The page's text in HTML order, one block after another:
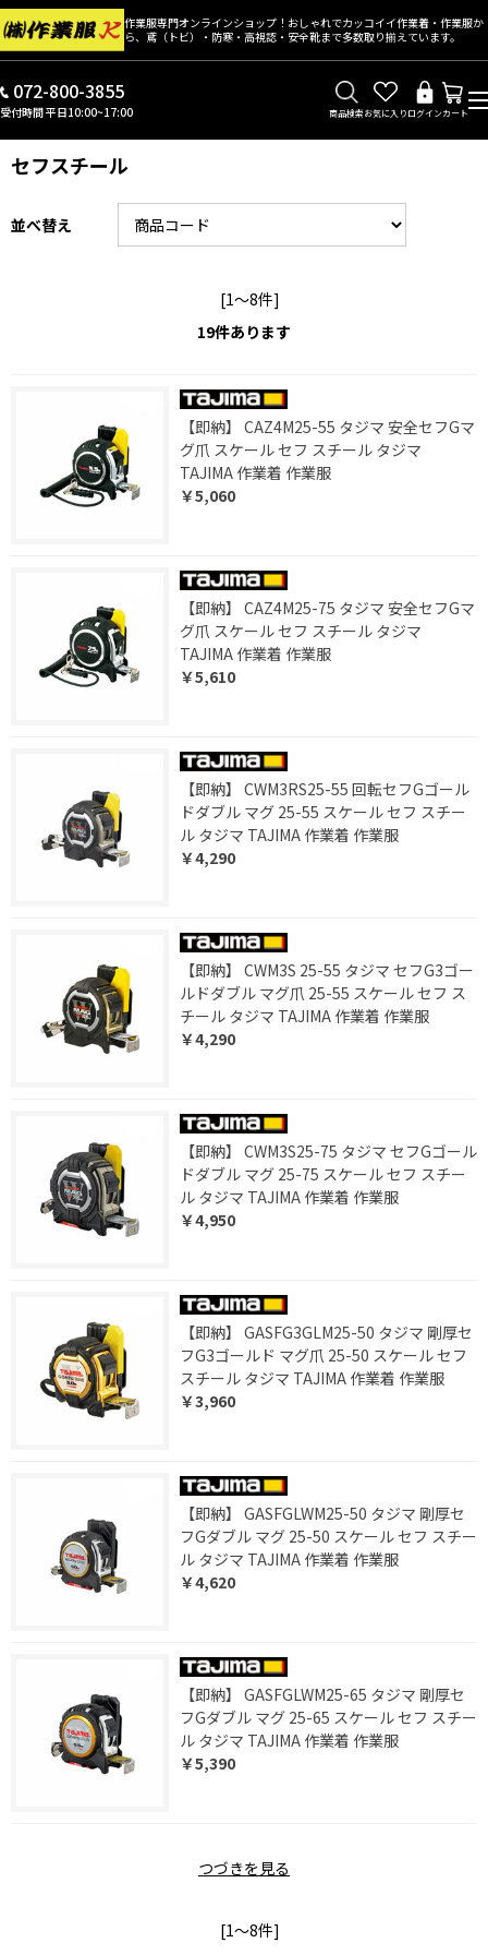
作業服専門オンラインショップ！おしゃれでカッコイイ作業着・作業服か
ら、鳶（トビ）・防寒・高視認・安全靴まで多数取り揃えています。
072-800-3855
受付時間 平日10:00~17:00 商品検索お気に入りログインカート
セフスチール
並べ替え
[1～8件]
19件あります
【即納】 CAZ4M25-55 タジマ 安全セフGマ
グ爪 スケール セフ スチール タジマ
TAJIMA 作業着 作業服
￥5,060
【即納】 CAZ4M25-75 タジマ 安全セフGマ
グ爪 スケール セフ スチール タジマ
TAJIMA 作業着 作業服
￥5,610
【即納】 CWM3RS25-55 回転セフGゴール
ドダブル マグ 25-55 スケール セフ スチー
ル タジマ TAJIMA 作業着 作業服
￥4,290
【即納】 CWM3S 25-55 タジマ セフG3ゴー
ルドダブル マグ爪 25-55 スケール セフ ス
チール タジマ TAJIMA 作業着 作業服
￥4,290
【即納】 CWM3S25-75 タジマ セフGゴール
ドダブル マグ 25-75 スケール セフ スチー
ル タジマ TAJIMA 作業着 作業服
￥4,950
【即納】 GASFG3GLM25-50 タジマ 剛厚セ
フG3ゴールド マグ爪 25-50 スケール セフ
スチール タジマ TAJIMA 作業着 作業服
￥3,960
【即納】 GASFGLWM25-50 タジマ 剛厚セ
フGダブル マグ 25-50 スケール セフ スチー
ル タジマ TAJIMA 作業着 作業服
￥4,620
【即納】 GASFGLWM25-65 タジマ 剛厚セ
フGダブル マグ 25-65 スケール セフ スチー
ル タジマ TAJIMA 作業着 作業服
￥5,390
つづきを見る
[1～8件]